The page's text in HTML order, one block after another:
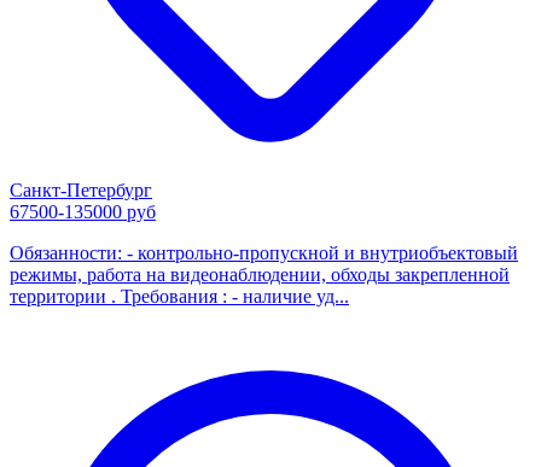
Санкт-Петербург
67500-135000 руб
Обязанности: - контрольно-пропускной и внутриобъектовый
режимы, работа на видеонаблюдении, обходы закрепленной
территории . Требования : - наличие уд...